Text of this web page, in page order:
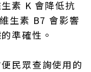
素 K 會降低抗
生素 B7 會影響
準確性。
民眾查詢使用的